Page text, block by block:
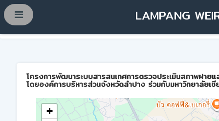
LAMPANG
โครงการพัฒนาระบบสารสนเทศการตรวจประเมินสภาพฝาย
โดยองค์การบริหารส่วนจังหวัดลำปาง ร่วมกับมหาวิทยาลัยเชี
+